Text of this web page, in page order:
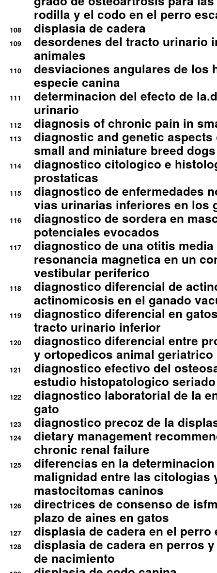
rodilla y el codo en el perro
108 displasia de cadera
109
desordenes del tracto urinario
animales
110
desviaciones angulares de los
especie canina
111
determinacion del efecto de
urinario
112 diagnosis of chronic pain in
113
diagnostic and genetic
small and miniature breed
114
diagnostico citologico e
prostaticas
115
diagnostico de enfermedades
vias urinarias inferiores en los
116
diagnostico de sordera en
potenciales evocados
117
diagnostico de una otitis
resonancia magnetica en un
vestibular periferico
118
diagnostico diferencial de
actinomicosis en el ganado
119
diagnostico diferencial en
tracto urinario inferior
120
diagnostico diferencial entre
y ortopedicos animal geriatrico
121
diagnostico efectivo del
estudio histopatologico seriado
122
diagnostico laboratorial de la
gato
123 diagnostico precoz de la
124
dietary management
chronic renal failure
125
diferencias en la
malignidad entre las citologias
mastocitomas caninos
126
directrices de consenso de
plazo de aines en gatos
127 displasia de cadera en el perro
128
displasia de cadera en perros
de nacimiento